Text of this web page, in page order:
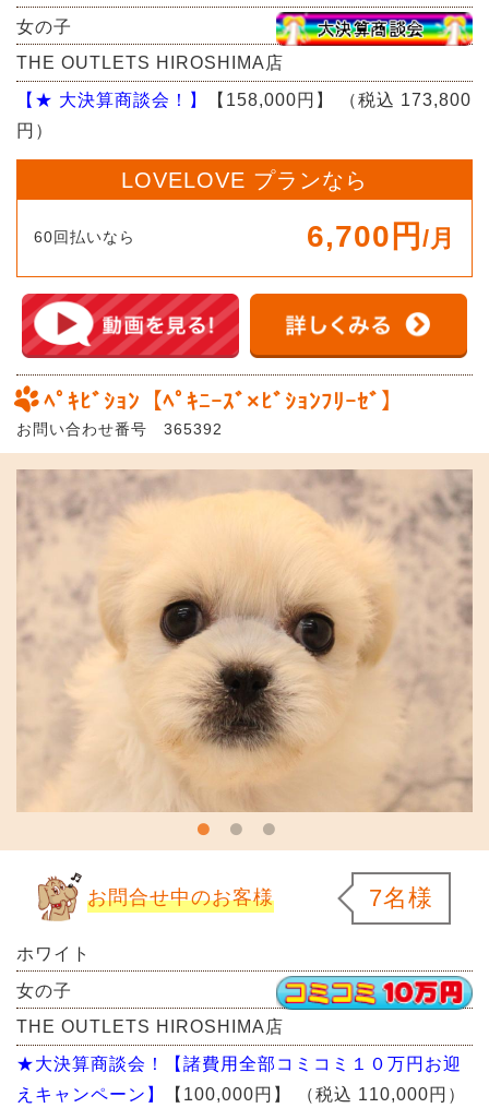
女の子
THE OUTLETS HIROSHIMA店
【★ 大決算商談会！】
【158,000円】
（税込 173,800
円）
LOVELOVE プランなら
60回払いなら 6,700円 /月
ﾍﾟｷﾋﾞｼｮﾝ【ﾍﾟｷﾆｰｽﾞ×ﾋﾞｼｮﾝﾌﾘｰｾﾞ】
お問い合わせ番号 365392
お問合せ中のお客様 7名様
ホワイト
女の子
THE OUTLETS HIROSHIMA店
★大決算商談会！【諸費用全部コミコミ１０万円お迎
えキャンペーン】
【100,000円】 （税込 110,000円）